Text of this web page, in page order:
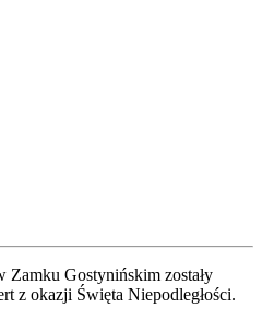
Zamku Gostynińskim zostały
z okazji Święta Niepodległości.